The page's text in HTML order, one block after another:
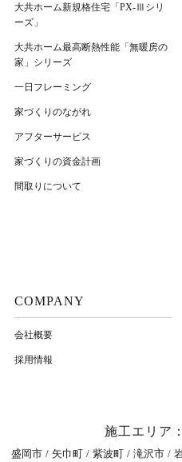
大共ホーム新規格住宅「PX-Ⅲシリ
ーズ」
大共ホーム最高断熱性能「無暖房の
家」シリーズ
一日フレーミング
家づくりのながれ
アフターサービス
家づくりの資金計画
間取りについて
COMPANY
会社概要
採用情報
施工エリア
盛岡市 矢巾町 紫波町 滝沢市